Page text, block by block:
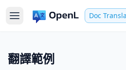
Doc
翻譯範例